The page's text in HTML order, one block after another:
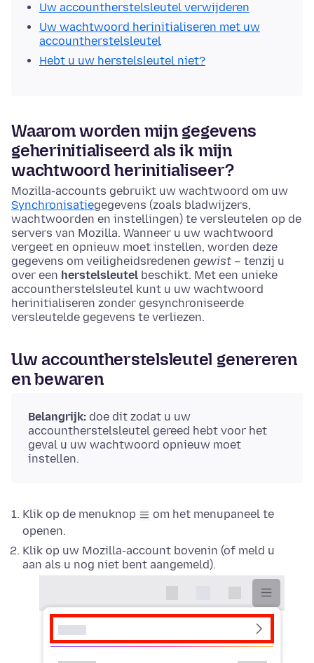
Uw accountherstelsleutel verwijderen
Uw wachtwoord herinitialiseren met uw
accountherstelsleutel
Hebt u uw herstelsleutel niet?
Waarom worden mijn gegevens
geherinitialiseerd als ik mijn
wachtwoord herinitialiseer?
Mozilla-accounts gebruikt uw wachtwoord om uw
Synchronisatiegegevens (zoals bladwijzers,
wachtwoorden en instellingen) te versleutelen op de
servers van Mozilla. Wanneer u uw wachtwoord
vergeet en opnieuw moet instellen, worden deze
gegevens om veiligheidsredenen gewist – tenzij u
over een herstelsleutel beschikt. Met een unieke
accountherstelsleutel kunt u uw wachtwoord
herinitialiseren zonder gesynchroniseerde
versleutelde gegevens te verliezen.
Uw accountherstelsleutel genereren
en bewaren
Belangrijk: doe dit zodat u uw
accountherstelsleutel gereed hebt voor het
geval u uw wachtwoord opnieuw moet
instellen.
Klik op de menuknop
om het menupaneel te
openen.
Klik op uw Mozilla-account bovenin (of meld u
aan als u nog niet bent aangemeld).